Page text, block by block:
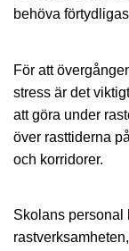
behöva
För att
stress är det
att göra under
över rasttiderna
och korridorer.
Skolans personal